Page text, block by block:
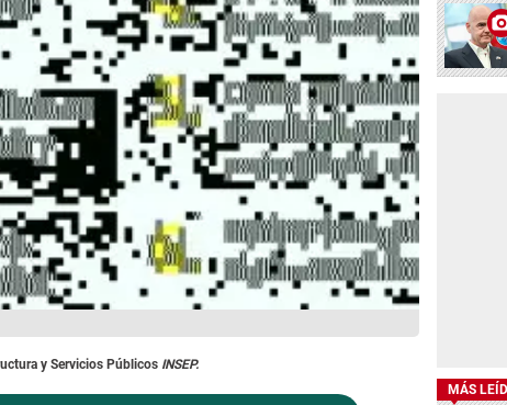
y Servicios Públicos INSEP.
MÁS